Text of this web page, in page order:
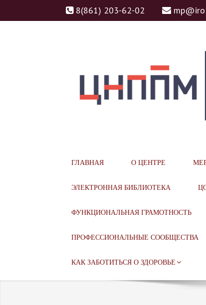
8(861) 203-62-02
ЦЕНТР
ГЛАВНАЯ О ЦЕНТРЕ
ЭЛЕКТРОННАЯ БИБЛИОТЕКА
ФУНКЦИОНАЛЬНАЯ ГРАМОТНОСТЬ
ПРОФЕССИОНАЛЬНЫЕ СООБЩЕСТВА
КАК ЗАБОТИТЬСЯ О ЗДОРОВЬЕ